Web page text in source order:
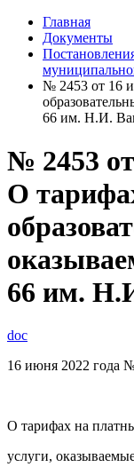
Главная
Документы
№ 2453 от 16
66 им. Н.И.
№ 2453
О
66 им.
doc
16 июня 2022 года
О тарифах на
услуги,